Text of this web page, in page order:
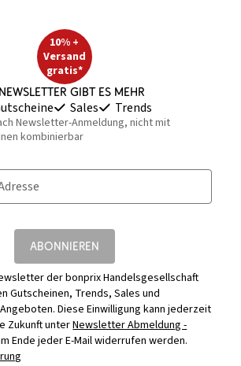
10% +
Versand
gratis*
gibt es mehr
Sales Trends
Newsletter-Anmeldung, nicht mit
kombinierbar
ABONNIEREN
der bonprix Handelsgesellschaft
Gutscheinen, Trends, Sales und
Diese Einwilligung kann jederzeit
Zukunft unterNewsletter Abmeldung -
Ende jeder E-Mail widerrufen werden.